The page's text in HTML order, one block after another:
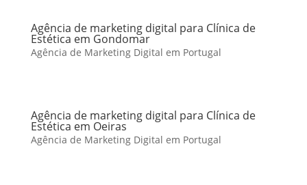
Agência de marketing digital para Clínica de
Estética em Gondomar
Agência de Marketing Digital em Portugal
Agência de marketing digital para Clínica de
Estética em Oeiras
Agência de Marketing Digital em Portugal